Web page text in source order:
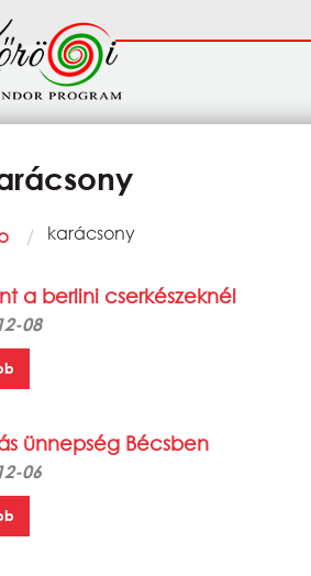
Current:
karácsony
a berlini cserkészeknél
08
ünnepség Bécsben
06